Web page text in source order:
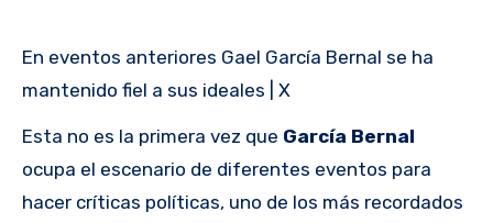
En eventos anteriores Gael García Bernal se ha
mantenido fiel a sus ideales | X
Esta no es la primera vez que García Bernal
ocupa el escenario de diferentes eventos para
hacer críticas políticas, uno de los más recordados